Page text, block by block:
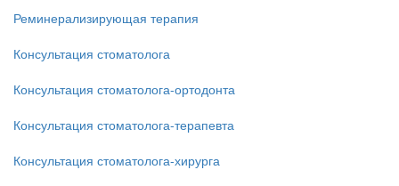
Реминерализирующая терапия
Консультация стоматолога
Консультация стоматолога-ортодонта
Консультация стоматолога-терапевта
Консультация стоматолога-хирурга